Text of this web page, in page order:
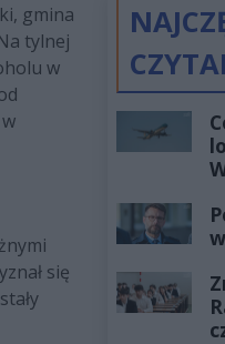
gmina
tylnej
w
się